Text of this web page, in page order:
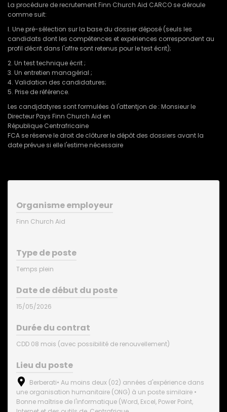
La procédure de recrutement Finn Church Aid CARCO se déroule
comme suit:
l. Une pré-sélection sur la base du dossier déposé (seuls les
candidats dont les compétences et expériences correspondent au
profil décrit dans l'offre sont retenus pour le test écrit);
2. Un test technique écrit ;
3. Un entretien managérial ;
4. Validation des candidatures;
5. Prise de référence.
Les candjdatyres sont formulées à l'attentjon de : Monsieur le
Directeur Pays Finn Church Aid en
République Centrafricaine
FCA se réserve le droit de clôturer le dépôt des dossiers avant la
date prévue si elle l'estime nécessaire
Organisme employeur
Finn Church Aid
Type de poste
Temps plein
Date de début du poste
15/05/2026
Durée du contrat
CDD 08 mois (avec possibilité de renouvellement)
Lieu du poste
Berberati• Au moins deux (02) années d'expérience dans
une organisation humanitaire (ONG) à un poste similaire •
Bonne maîtrise de l'informatique (Word, Excel, Power Point,